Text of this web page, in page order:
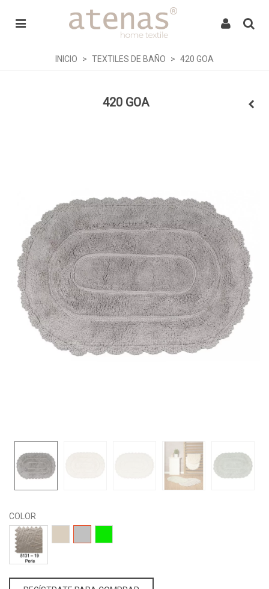
INICIO > TEXTILES DE BAÑO > 420 GOA
420 GOA
COLOR
8131
19
NATURAL
GRIS VERDE